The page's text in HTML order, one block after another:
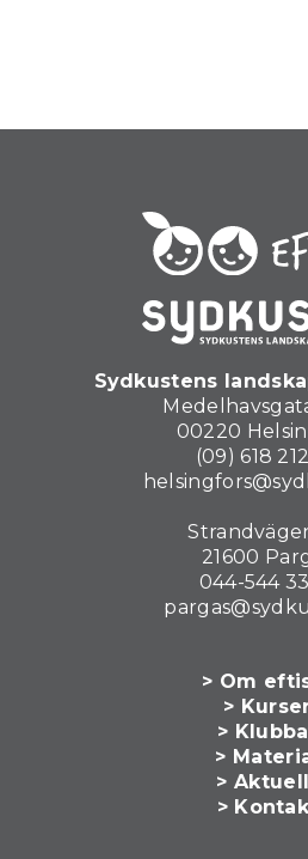
Sydkustens
00220
(09) 618
21600
044-544
> Om
>
>
>
>
>